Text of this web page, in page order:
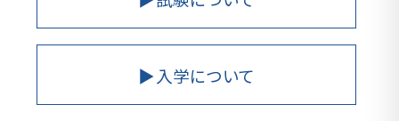
▶入学について